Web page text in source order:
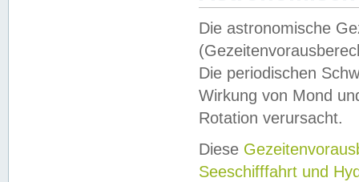
Die astronomische
Die periodischen
Wirkung von Mond
Rotation verursacht.
Diese
Seeschifffahrt und